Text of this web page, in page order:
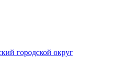
городской округ